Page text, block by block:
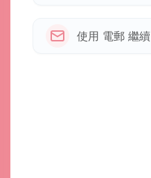
使用 電郵 繼續